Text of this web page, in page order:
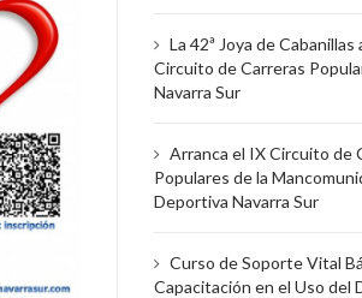
La 42ª Joya de Cabanillas
Circuito de Carreras
Navarra Sur
Arranca el IX Circuito de
Populares de la
Deportiva Navarra Sur
Curso de Soporte Vital
Capacitación en el Uso del